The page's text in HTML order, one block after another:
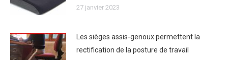
27 janvier 2023
Les sièges assis-genoux permettent la
rectification de la posture de travail